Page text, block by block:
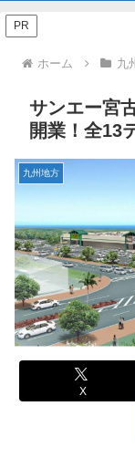
PR
ホーム 九
サンエー宮
開業！全13
九州地方
X